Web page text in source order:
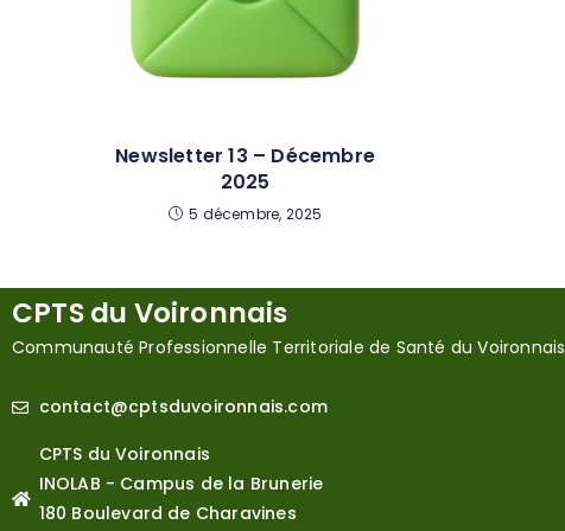
Newsletter 13 – Décembre
2025
5 décembre, 2025
CPTS du Voironnais
Communauté Professionnelle Territoriale de Santé du Voironnais
contact@cptsduvoironnais.com
CPTS du Voironnais
INOLAB - Campus de la Brunerie
180 Boulevard de Charavines